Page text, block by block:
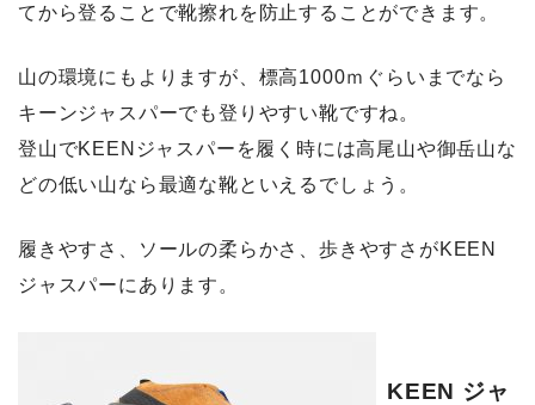
てから登ることで靴擦れを防止することができます。
山の環境にもよりますが、標高1000ｍぐらいまでなら
キーンジャスパーでも登りやすい靴ですね。
登山でKEENジャスパーを履く時には高尾山や御岳山な
どの低い山なら最適な靴といえるでしょう。
履きやすさ、ソールの柔らかさ、歩きやすさがKEEN
ジャスパーにあります。
KEEN ジャ